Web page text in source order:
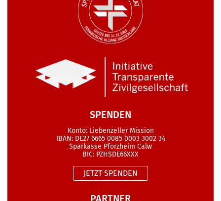
SPENDEN
Konto: Liebenzeller Mission
IBAN: DE27 6665 0085 0003 3002 34
Sparkasse Pforzheim Calw
BIC: PZHSDE66XXX
JETZT SPENDEN
PARTNER